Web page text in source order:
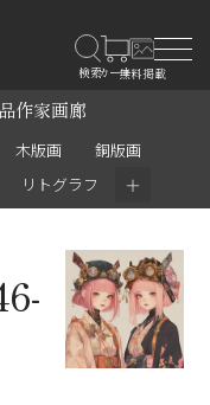
作家画廊
木版画
銅版画
リトグラフ ＋